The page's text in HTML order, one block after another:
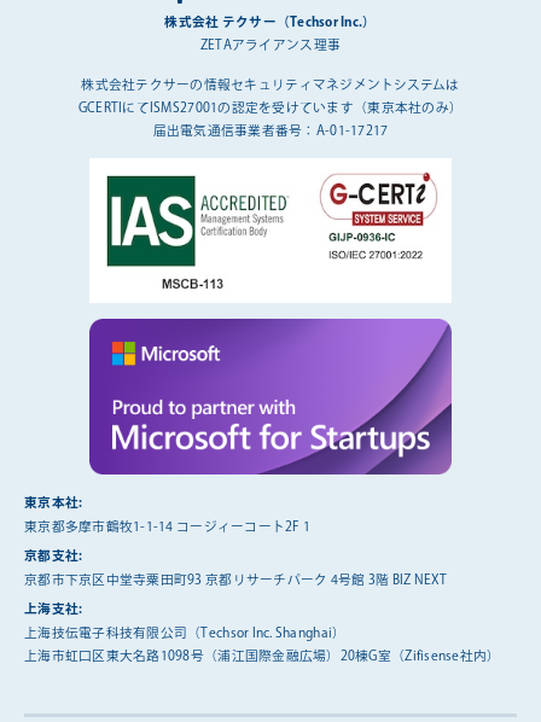
株式会社 テクサー（Techsor Inc.）
ZETAアライアンス理事
株式会社テクサーの情報セキュリティマネジメントシステムは
GCERTIにてISMS27001の認定を受けています（東京本社のみ）
届出電気通信事業者番号：A-01-17217
東京本社:
東京都多摩市鶴牧1-1-14 コージィーコート2F 1
京都支社:
京都市下京区中堂寺粟田町93 京都リサーチパーク 4号館 3階 BIZ NEXT
上海支社:
上海技伝電子科技有限公司（Techsor Inc. Shanghai）
上海市虹口区東大名路1098号（浦江国際金融広場）20棟G室（Zifisense社内）